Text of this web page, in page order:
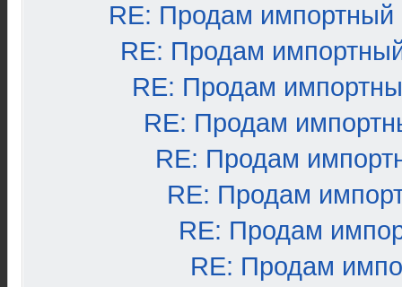
RE: Продам импортный
RE: Продам
RE: Продам
RE: Продам
RE: Продам
RE: Продам
RE: Продам
RE: Продам